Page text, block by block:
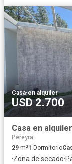
Casa·en alquiler
USD 2.700
Casa en
Pereyra
29 m²1 Dormitorio
·Zona de secado·